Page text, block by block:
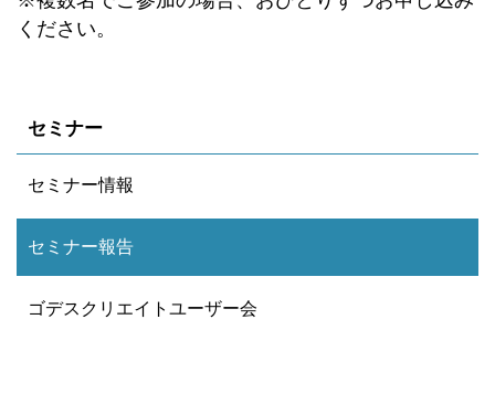
ください。
セミナー
セミナー情報
セミナー報告
ゴデスクリエイトユーザー会